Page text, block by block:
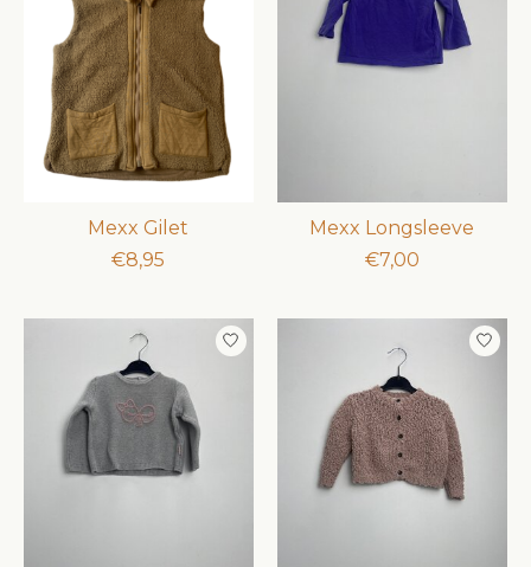
Mexx Gilet
€8,95
Mexx Longsleeve
€7,00